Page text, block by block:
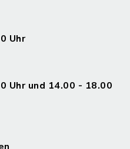
Uhr
Uhr und 14.00 - 18.00